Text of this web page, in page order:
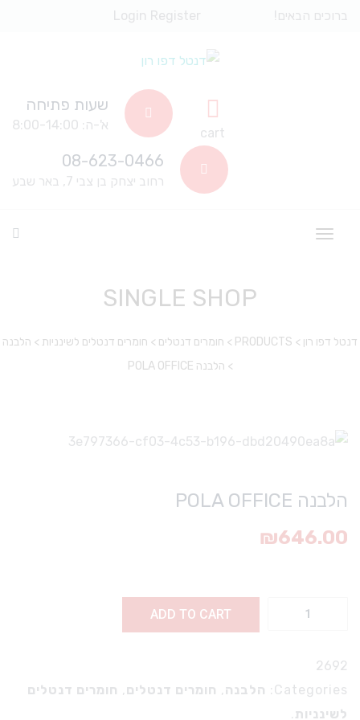
ברוכים הבאים! Login Register
cart
שעות פתיחה
א'-ה: 8:00-14:00
08-623-0466
רחוב יצחק בן צבי 7, באר שבע
SINGLE SHOP
דנטל דפו רון >
PRODUCTS
> חומרים דנטלים > חומרים דנטלים לשינניות > הלבנה
> הלבנה POLA OFFICE
הלבנה POLA OFFICE
₪646.00
ADD TO CART
2692
Categories:
הלבנה, חומרים דנטלים, חומרים דנטלים
לשינניות .